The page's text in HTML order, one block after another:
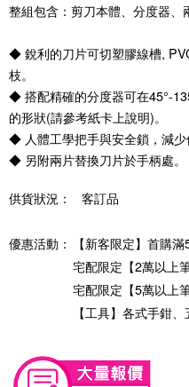
整組包含：剪刀本體、分度器、
◆ 銳利的刀片可切塑膠線槽,
枝。
◆ 搭配精確的分度器可在45°-
的形狀(請參考紙卡上說明)。
◆ 人體工學把手與安全鎖，減少
◆ 另附兩片替換刀片於手柄處。
供貨狀況： 客訂品
優惠活動：
【新客限定】首購
宅配限定【2萬以上
宅配限定【5萬以上
【工具】各式手鉗